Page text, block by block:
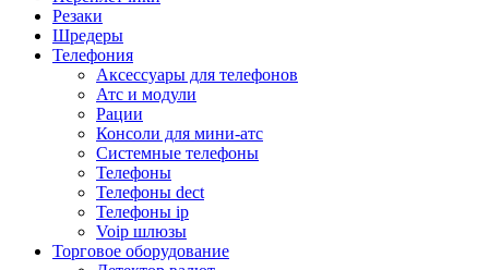
Замки
Терминалы доступа
Охранно-пожарная сигнализация
Коннекторы и розетки
Инструмент и садовая техника
Электро и пневмоинструмент
Аксессуары для пневмоинструментов
Резаки
Шредеры
Телефония
Аксессуары для телефонов
Атс и модули
Рации
Консоли для мини-атс
Системные телефоны
Телефоны
Телефоны dect
Телефоны ip
Voip шлюзы
Торговое оборудование